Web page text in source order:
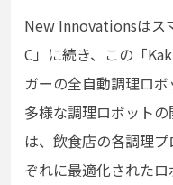
New Innovationsはス
C」に続き、この「
ガーの全自動調理ロ
多様な調理ロボット
は、飲食店の各調理
ぞれに最適化された